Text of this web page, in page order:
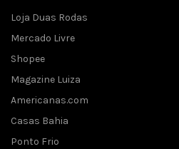
Loja Duas Rodas
Mercado Livre
Shopee
Magazine Luiza
Americanas.com
Casas Bahia
Ponto Frio